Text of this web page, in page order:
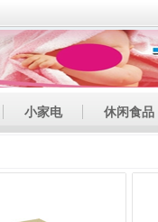
小家电 休闲食品